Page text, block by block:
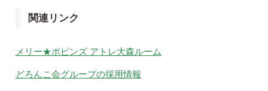
関連リンク
メリー★ポピンズ アトレ大森ルーム
どろんこ会グループの採用情報